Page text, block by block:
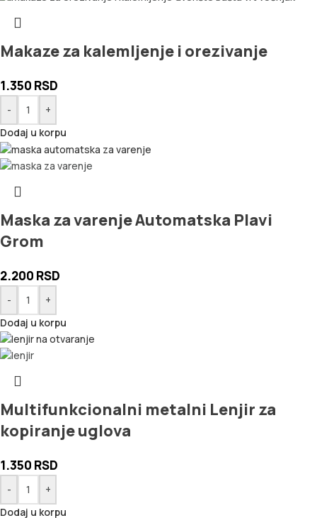
Makaze za kalemljenje i orezivanje
1.350 RSD
-
+
Dodaj u korpu
Maska za varenje Automatska Plavi
Grom
2.200 RSD
-
+
Dodaj u korpu
Multifunkcionalni metalni Lenjir za
kopiranje uglova
1.350 RSD
-
+
Dodaj u korpu